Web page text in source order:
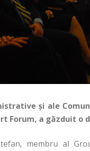
şi ale
Forum, a găzduit o
membru al